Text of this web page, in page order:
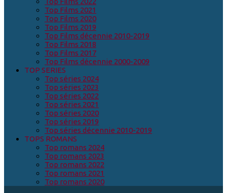
Top Films 2021
Top Films 2020
Top Films 2019
Top Films décennie 2010-2019
Top Films 2018
Top Films 2017
Top Films décennie 2000-2009
TOP SERIES
Top séries 2024
Top séries 2023
Top séries 2022
Top séries 2021
Top séries 2020
Top séries 2019
Top séries décennie 2010-2019
TOPS ROMANS
Top romans 2024
Top romans 2023
Top romans 2022
Top romans 2021
Top romans 2020